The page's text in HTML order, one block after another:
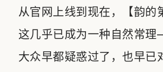
从官网上线到现在，【韵的
这几乎已成为一种自然常
大众早都疑惑过了，也早已